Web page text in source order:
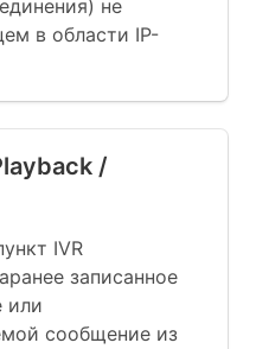
не
в области IP-
/
IVR
записанное
или
сообщение из